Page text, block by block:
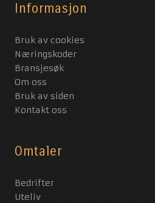
Informasjon
Bruk av cookies
Næringskoder
Bransjesøk
Om oss
Bruk av siden
Kontakt oss
Omtaler
Bedrifter
Uteliv